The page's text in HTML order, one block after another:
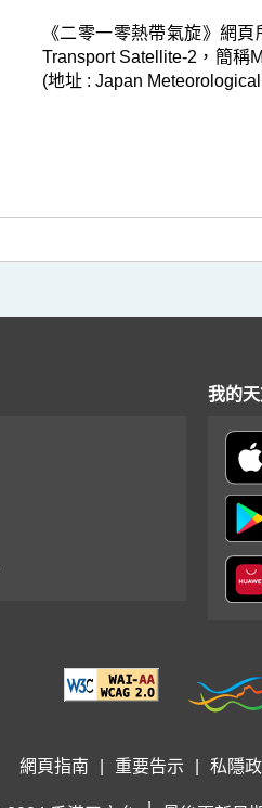
《二零一零熱帶氣旋》網
Transport Satellite-2，簡稱
(地址 : Japan
我的
網頁指南 重要告示 私隱